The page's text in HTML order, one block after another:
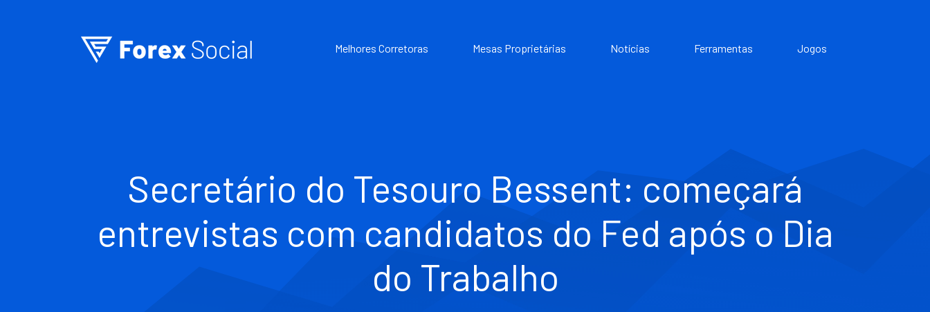
Melhores Corretoras Mesas Proprietárias Notícias Ferramentas Jogos
Secretário do Tesouro Bessent: começará
entrevistas com candidatos do Fed após o Dia
do Trabalho